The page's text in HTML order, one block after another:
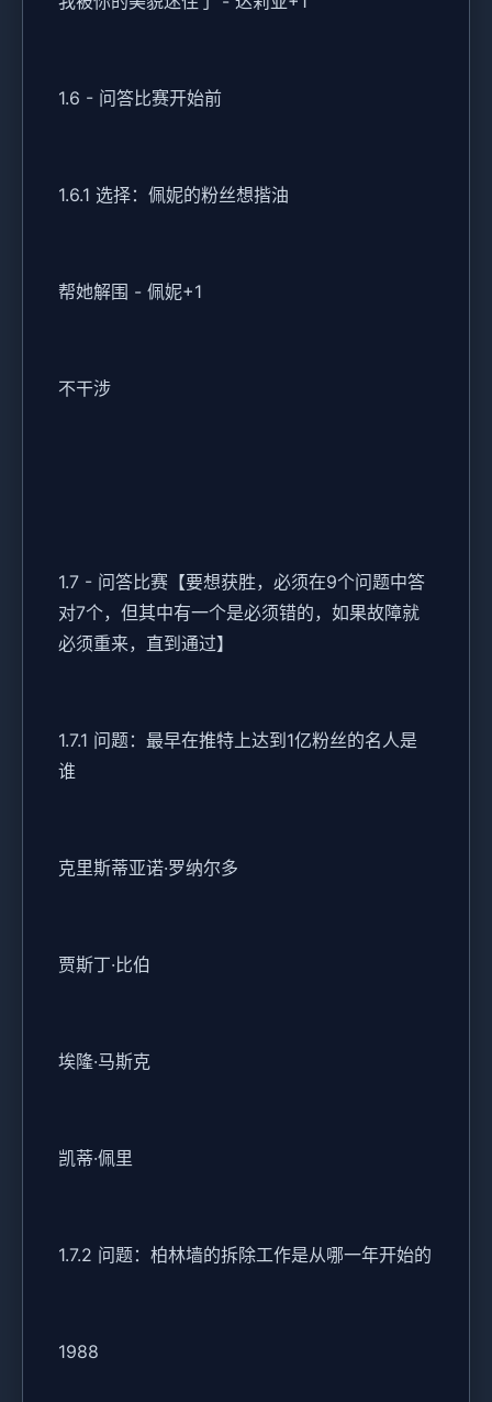
1.6 - 问答比赛开始前
1.6.1 选择：佩妮的粉丝想揩油
帮她解围 - 佩妮+1
不干涉
1.7 - 问答比赛【要想获胜，必须在9个问题中答
对7个，但其中有一个是必须错的，如果故障就
必须重来，直到通过】
1.7.1 问题：最早在推特上达到1亿粉丝的名人是
谁
克里斯蒂亚诺·罗纳尔多
贾斯丁·比伯
埃隆·马斯克
凯蒂·佩里
1.7.2 问题：柏林墙的拆除工作是从哪一年开始的
1988